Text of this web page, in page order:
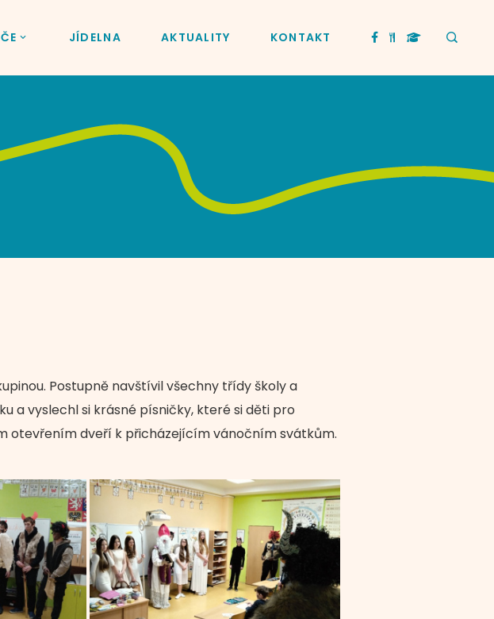
JÍDELNA AKTUALITY KONTAKT
Postupně navštívil všechny třídy školy a
a vyslechl si krásné písničky, které si děti pro
otevřením dveří k přicházejícím vánočním svátkům.